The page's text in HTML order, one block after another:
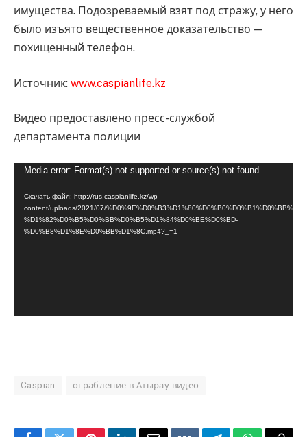
имущества. Подозреваемый взят под стражу, у него
было изъято вещественное доказательство —
похищенный телефон.
Источник: www.caspianlife.kz
Видео предоставлено пресс-службой
департамента полиции
Видеоплеер
Media error: Format(s) not supported or source(s) not found
Скачать файл: http://rus.caspianlife.kz/wp-
content/uploads/2021/07/
%D1%82%D0%B5%D0%BB%D0%B5%D1%84%D0%BE%D0%BD-
%D0%B8%D1%8E%D0%BB%D1%8C.mp4?_=1
Caspian ограбление в Атырау видео